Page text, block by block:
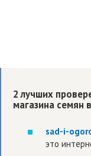
2 лучших
магазина семян
sad-i-
это